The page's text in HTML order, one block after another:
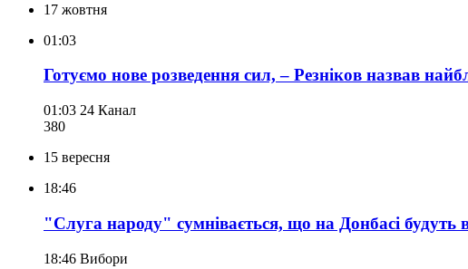
17 жовтня
01:03
Готуємо нове розведення сил, – Резніков назвав
01:03 24 Канал
380
15 вересня
18:46
"Слуга народу" сумнівається, що на Донбасі
18:46 Вибори